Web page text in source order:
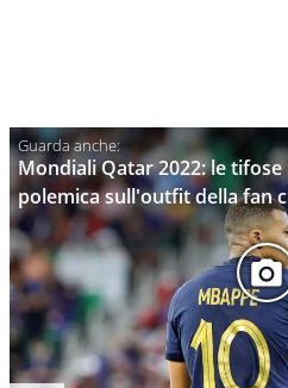
Mondiali Qatar 2022: le
polemica sull'outfit della fan